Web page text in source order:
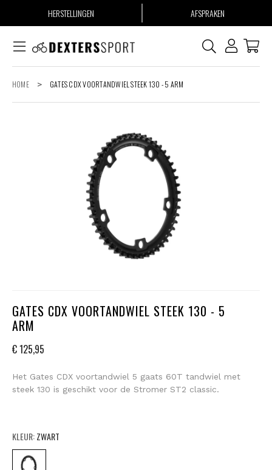
HERSTELLINGEN AFSPRAKEN
HOME > GATES CDX VOORTANDWIEL STEEK 130 - 5 ARM
GATES CDX VOORTANDWIEL STEEK 130 - 5
ARM
€ 125,95
Het Gates CDX voortandwiel 5 gaats 60T tandwiel met
steek 130 is geschikt voor de Stromer ST2 classic.
KLEUR:ZWART